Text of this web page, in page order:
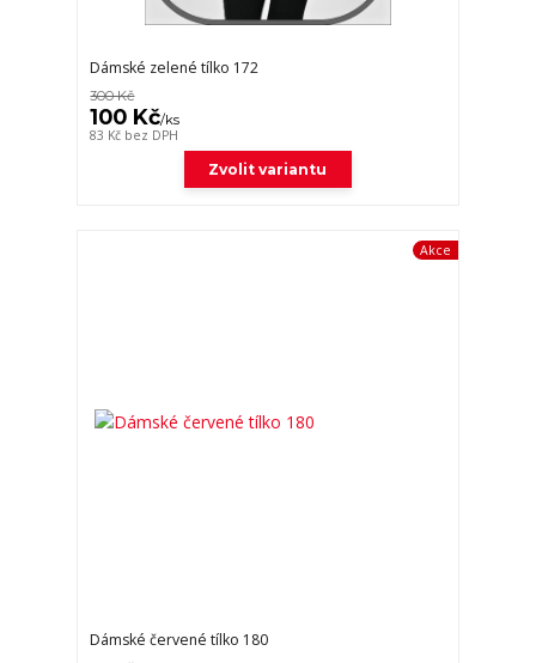
Dámské zelené tílko 172
300 Kč
100 Kč/ks
83 Kč bez DPH
Zvolit variantu
Akce
Dámské červené tílko 180